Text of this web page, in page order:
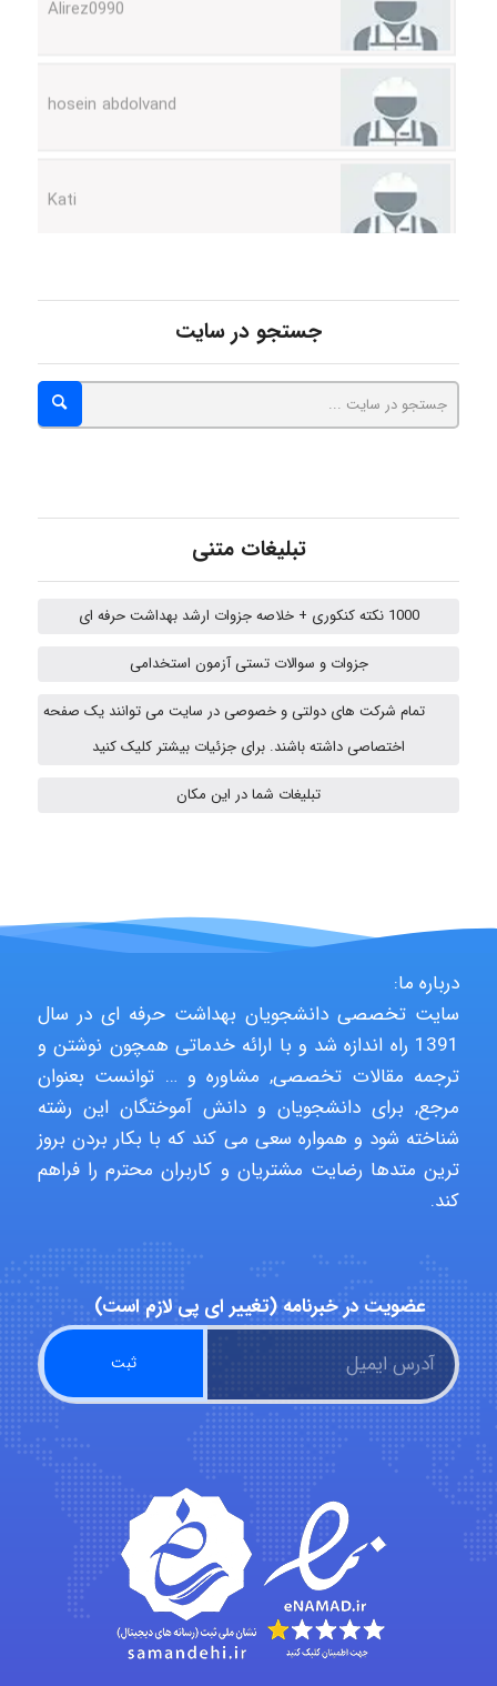
ehtesham
Alirez0990
hosein abdolvand
Kati
ehtesham
Iman Hosseini
Chehri
roya_boostani
جستجو در سایت
تبلیغات متنی
1000 نکته کنکوری + خلاصه جزوات ارشد بهداشت حرفه ای
جزوات و سوالات تستی آزمون استخدامی
تمام شرکت های دولتی و خصوصی در سایت می توانند یک صفحه
اختصاصی داشته باشند. برای جزئیات بیشتر کلیک کنید
تبلیغات شما در این مکان
درباره ما:
سایت تخصصی دانشجویان بهداشت حرفه ای در سال
1391 راه اندازه شد و با ارائه خدماتی همچون نوشتن و
ترجمه مقالات تخصصی, مشاوره و … توانست بعنوان
مرجع, برای دانشجویان و دانش آموختگان این رشته
شناخته شود و همواره سعی می کند که با بکار بردن بروز
ترین متدها رضایت مشتریان و کاربران محترم را فراهم
کند.
عضویت در خبرنامه (تغییر ای پی لازم است)